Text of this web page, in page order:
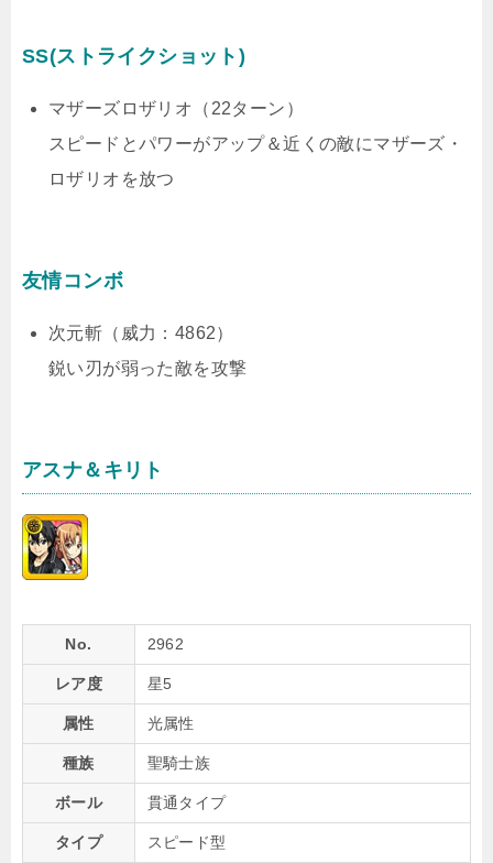
SS(ストライクショット)
マザーズロザリオ（22ターン）
スピードとパワーがアップ＆近くの敵にマザーズ・
ロザリオを放つ
友情コンボ
次元斬（威力：4862）
鋭い刃が弱った敵を攻撃
アスナ＆キリト
No. 2962
レア度 星5
属性 光属性
種族 聖騎士族
ボール 貫通タイプ
タイプ スピード型